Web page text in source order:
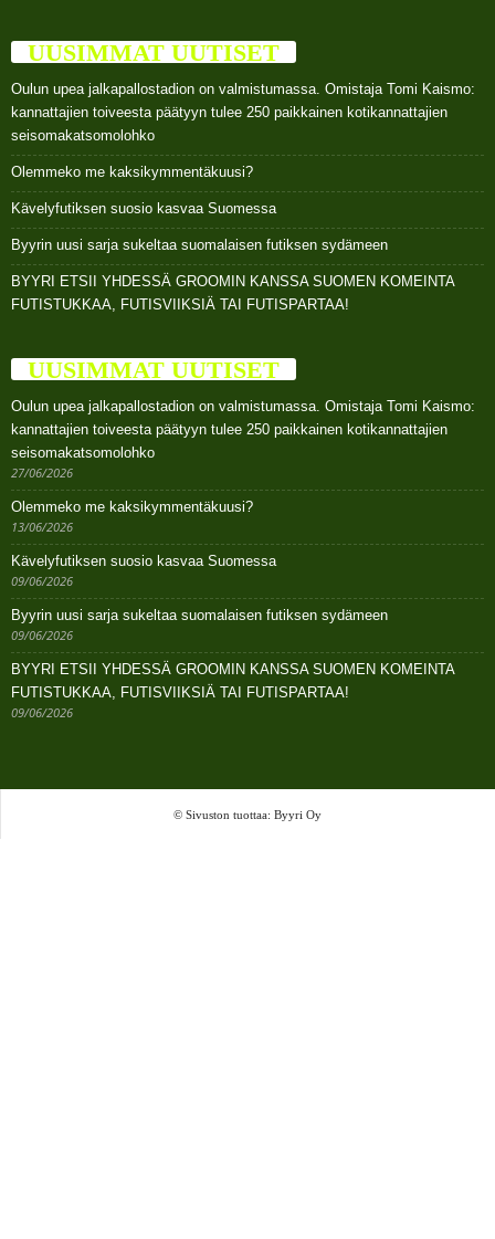
UUSIMMAT UUTISET
Oulun upea jalkapallostadion on valmistumassa. Omistaja Tomi Kaismo:
kannattajien toiveesta päätyyn tulee 250 paikkainen kotikannattajien
seisomakatsomolohko
Olemmeko me kaksikymmentäkuusi?
Kävelyfutiksen suosio kasvaa Suomessa
Byyrin uusi sarja sukeltaa suomalaisen futiksen sydämeen
BYYRI ETSII YHDESSÄ GROOMIN KANSSA SUOMEN KOMEINTA
FUTISTUKKAA, FUTISVIIKSIÄ TAI FUTISPARTAA!
UUSIMMAT UUTISET
Oulun upea jalkapallostadion on valmistumassa. Omistaja Tomi Kaismo:
kannattajien toiveesta päätyyn tulee 250 paikkainen kotikannattajien
seisomakatsomolohko
27/06/2026
Olemmeko me kaksikymmentäkuusi?
13/06/2026
Kävelyfutiksen suosio kasvaa Suomessa
09/06/2026
Byyrin uusi sarja sukeltaa suomalaisen futiksen sydämeen
09/06/2026
BYYRI ETSII YHDESSÄ GROOMIN KANSSA SUOMEN KOMEINTA
FUTISTUKKAA, FUTISVIIKSIÄ TAI FUTISPARTAA!
09/06/2026
© Sivuston tuottaa: Byyri Oy